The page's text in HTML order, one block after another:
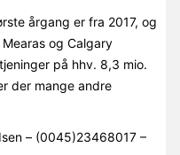
årgang er fra 2017, og
og Calgary
på hhv. 8,3 mio.
der mange andre
– (0045)23468017 –